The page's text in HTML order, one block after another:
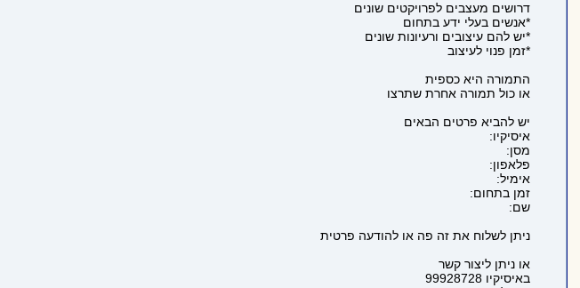
דרושים מעצבים לפרויקטים שונים
*אנשים בעלי ידע בתחום
*יש להם עיצובים ורעיונות שונים
*זמן פנוי לעיצוב
התמורה היא כספית
או כול תמורה אחרת שתרצו
יש להביא פרטים הבאים
איסיקיו:
מסן:
פלאפון:
אימיל:
זמן בתחום:
שם:
ניתן לשלוח את זה פה או להודעה פרטית
או ניתן ליצור קשר
באיסיקיו 99928728